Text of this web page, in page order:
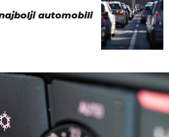
automobili